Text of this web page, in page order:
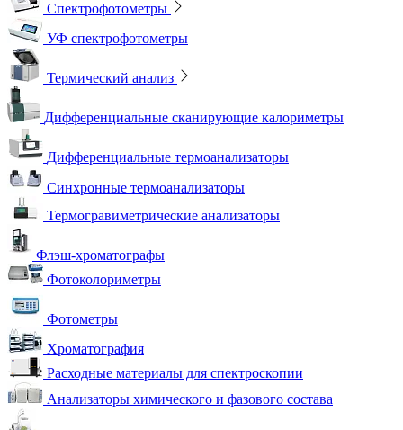
Спектрофотометры
УФ спектрофотометры
Термический анализ
Дифференциальные сканирующие калориметры
Дифференциальные термоанализаторы
Синхронные термоанализаторы
Термогравиметрические анализаторы
Флэш-хроматографы
Фотоколориметры
Фотометры
Хроматография
Расходные материалы для спектроскопии
Анализаторы химического и фазового состава